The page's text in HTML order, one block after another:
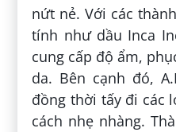
nứt nẻ. Với các
tính như dầu Inca
cung cấp độ ẩm,
da. Bên cạnh đó,
đồng thời tấy đi các
cách nhẹ nhàng.